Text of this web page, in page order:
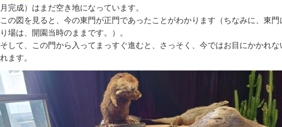
月完成）はまだ空き地になっています。
この図を見ると、今の東門が正門であったことがわかります（ちなみに、東
り場は、開園当時のままです。）。
そして、この門から入ってまっすぐ進むと、さっそく、今ではお目にかかれな
れます。